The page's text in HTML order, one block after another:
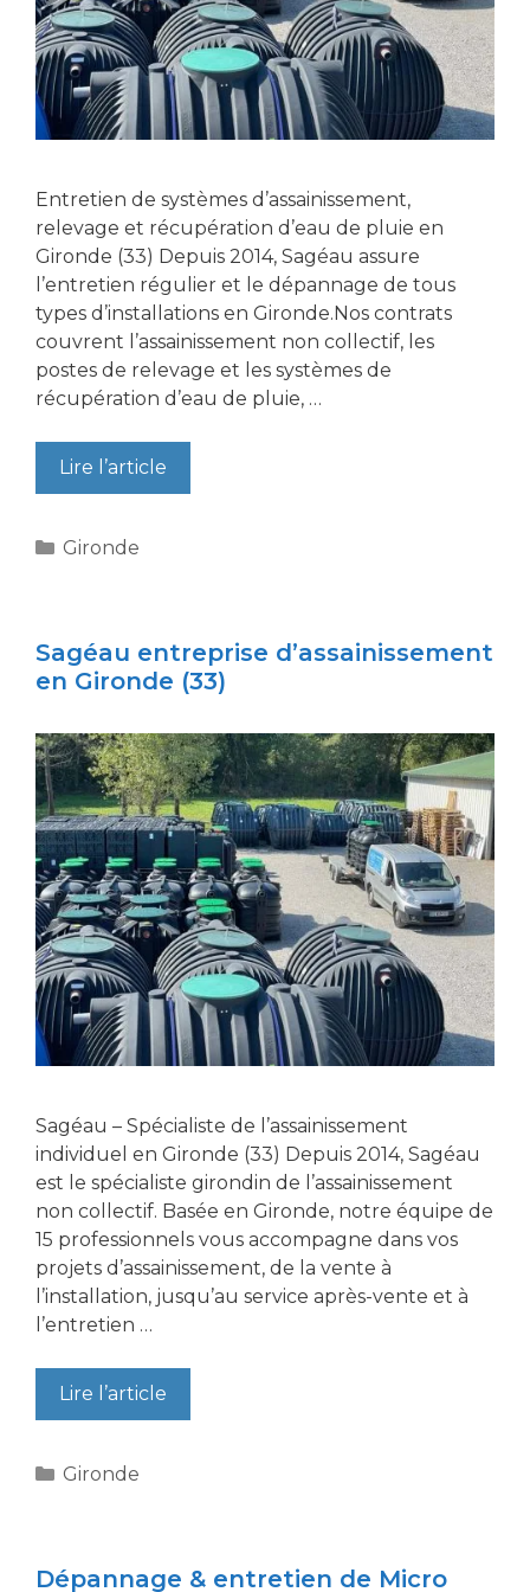
Entretien de systèmes d’assainissement,
relevage et récupération d’eau de pluie en
Gironde (33) Depuis 2014, Sagéau assure
l’entretien régulier et le dépannage de tous
types d’installations en Gironde.Nos contrats
couvrent l’assainissement non collectif, les
postes de relevage et les systèmes de
récupération d’eau de pluie, …
Lire l’article
Catégories
Gironde
Sagéau entreprise d’assainissement
en Gironde (33)
Sagéau – Spécialiste de l’assainissement
individuel en Gironde (33) Depuis 2014, Sagéau
est le spécialiste girondin de l’assainissement
non collectif. Basée en Gironde, notre équipe de
15 professionnels vous accompagne dans vos
projets d’assainissement, de la vente à
l’installation, jusqu’au service après-vente et à
l’entretien …
Lire l’article
Catégories
Gironde
Dépannage & entretien de Micro